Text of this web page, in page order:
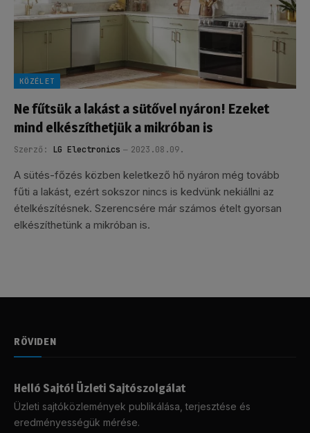
KÖZÉLET
Ne fűtsük a lakást a sütővel nyáron! Ezeket
mind elkészíthetjük a mikróban is
Szerző: LG Electronics 2023.08.09.
A sütés-főzés közben keletkező hő nyáron még tovább
fűti a lakást, ezért sokszor nincs is kedvünk nekiállni az
ételkészítésnek. Szerencsére már számos ételt gyorsan
elkészíthetünk a mikróban is.
RÖVIDEN
Helló Sajtó! Üzleti Sajtószolgálat
Üzleti sajtóközlemények publikálása, terjesztése és
eredményességük mérése.